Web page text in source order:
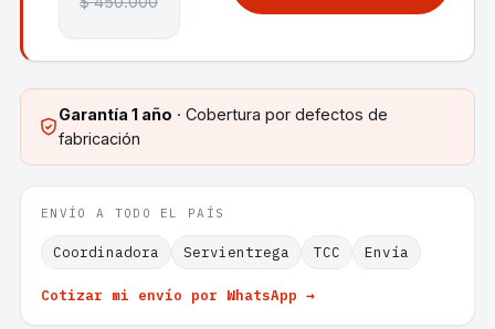
Garantía 1 año · Cobertura por defectos de
fabricación
ENVÍO A TODO EL PAÍS
Coordinadora Servientrega TCC Envía
Cotizar mi envío por WhatsApp →